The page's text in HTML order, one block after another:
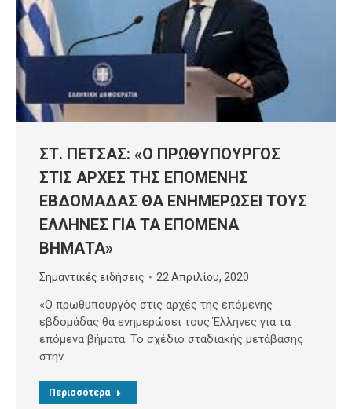
ΣΤ. ΠΕΤΣΑΣ: «Ο ΠΡΩΘΥΠΟΥΡΓΟΣ
ΣΤΙΣ ΑΡΧΕΣ ΤΗΣ ΕΠΟΜΕΝΗΣ
ΕΒΔΟΜΑΔΑΣ ΘΑ ΕΝΗΜΕΡΩΣΕΙ ΤΟΥΣ
ΕΛΛΗΝΕΣ ΓΙΑ ΤΑ ΕΠΟΜΕΝΑ
ΒΗΜΑΤΑ»
Σημαντικές ειδήσεις 22 Απριλίου, 2020
«Ο πρωθυπουργός στις αρχές της επόμενης
εβδομάδας θα ενημερώσει τους Έλληνες για τα
επόμενα βήματα. Το σχέδιο σταδιακής μετάβασης
στην…
Περισσότερα